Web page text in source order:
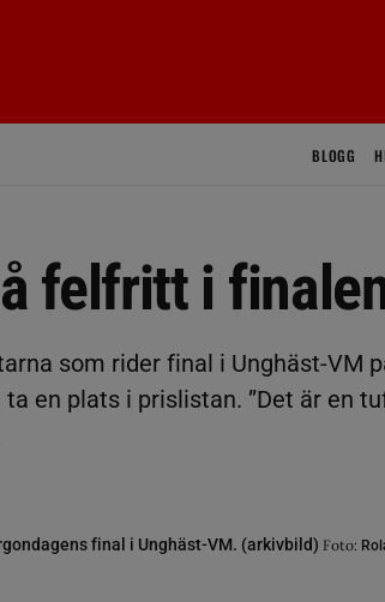
BLOGG
felfritt i
som rider final i Unghäst-VM
en plats i prislistan. ”Det är en
final i Unghäst-VM. (arkivbild) Foto: